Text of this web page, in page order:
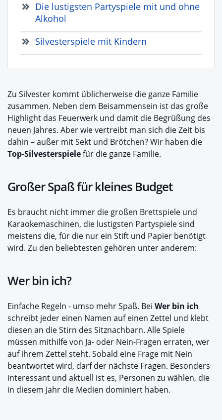
Die lustigsten Partyspiele mit und ohne
Alkohol
Silvesterspiele mit Kindern
Zu Silvester kommt üblicherweise die ganze Familie
zusammen. Neben dem Beisammensein ist das große
Highlight das Feuerwerk und damit die Begrüßung des
neuen Jahres. Aber wie vertreibt man sich die Zeit bis
dahin – außer mit Sekt und Brötchen? Wir haben die
Top-Silvesterspielefür die ganze Familie.
Großer Spaß für kleines Budget
Es braucht nicht immer die großen Brettspiele und
Karaokemaschinen, die lustigsten Partyspiele sind
meistens die, für die nur ein Stift und Papier benötigt
wird. Zu den beliebtesten gehören unter anderem:
Wer bin ich?
Einfache Regeln - umso mehr Spaß. Bei Wer bin ich
schreibt jeder einen Namen auf einen Zettel und klebt
diesen an die Stirn des Sitznachbarn. Alle Spiele
müssen mithilfe von Ja- oder Nein-Fragen erraten, wer
auf ihrem Zettel steht. Sobald eine Frage mit Nein
beantwortet wird, darf der nächste Fragen. Besonders
interessant und aktuell ist es, Personen zu wählen, die
in diesem Jahr die Medien dominiert haben.